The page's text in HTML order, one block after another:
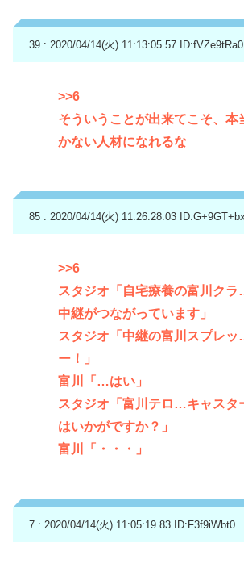
39 : 2020/04/14(火) 11:13:05.57 ID:fVZe9tRa0
>>6
そういうことが出来てこそ、本
かない人材になれるな
85 : 2020/04/14(火) 11:26:28.03
>>6
スタジオ「自宅療養の富川ク
中継がつながっています」
スタジオ「中継の富川スプレ
ー！」
富川「…はい」
スタジオ「富川テロ…キャスタ
はいかがですか？」
富川「・・・」
7 : 2020/04/14(火) 11:05:19.83 ID:F3f9iWbt0